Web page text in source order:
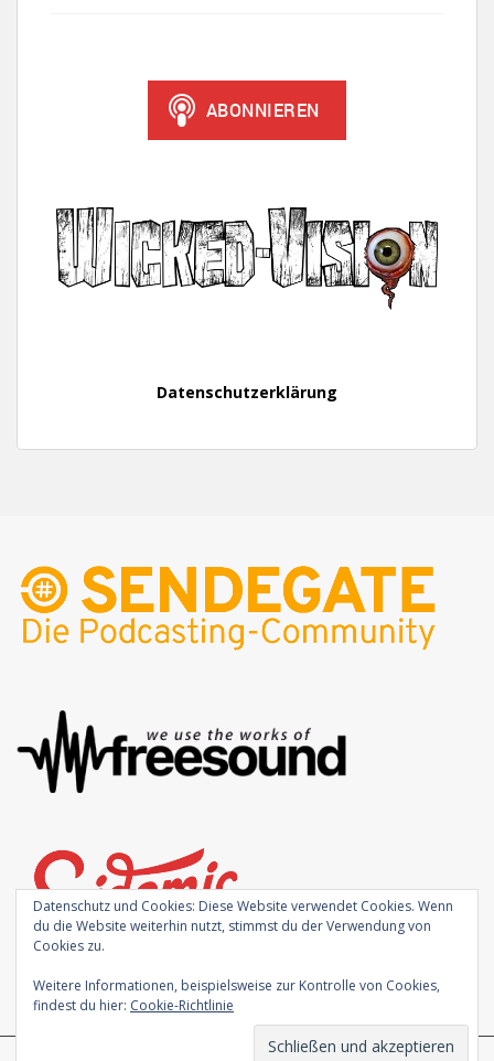
Datenschutzerklärung
Datenschutz und Cookies: Diese Website verwendet Cookies. Wenn
du die Website weiterhin nutzt, stimmst du der Verwendung von
Cookies zu.
Weitere Informationen, beispielsweise zur Kontrolle von Cookies,
findest du hier: Cookie-Richtlinie